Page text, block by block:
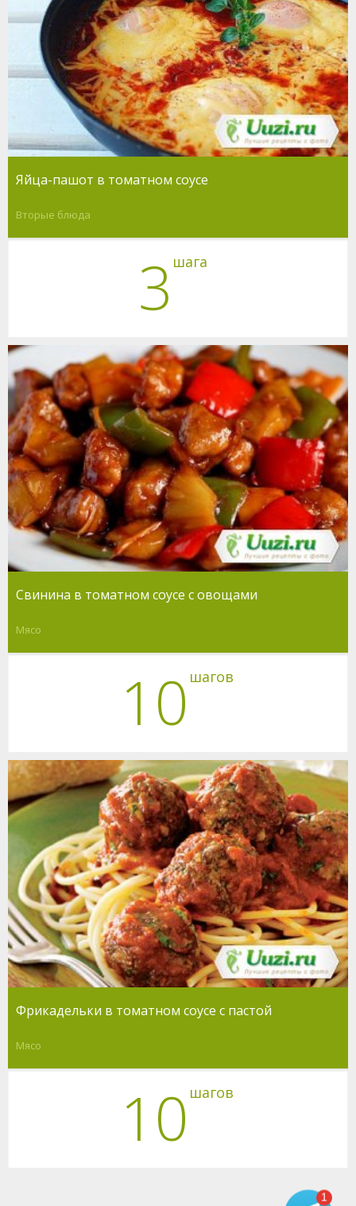
Яйца-пашот в томатном соусе
Вторые блюда
3 шага
Свинина в томатном соусе с овощами
Мясо
10 шагов
Фрикадельки в томатном соусе с пастой
Мясо
10 шагов
1